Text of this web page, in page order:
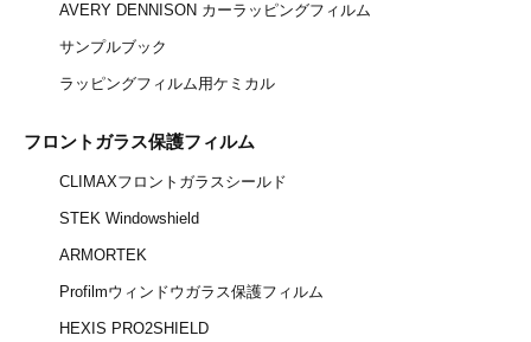
AVERY DENNISON カーラッピングフィルム
サンプルブック
ラッピングフィルム用ケミカル
フロントガラス保護フィルム
CLIMAXフロントガラスシールド
STEK Windowshield
ARMORTEK
Profilmウィンドウガラス保護フィルム
HEXIS PRO2SHIELD